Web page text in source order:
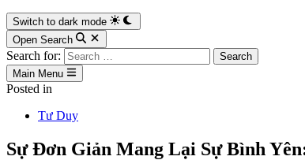
Switch to dark mode
Open Search
Search for:
Main Menu
Posted in
Tư Duy
Sự Đơn Giản Mang Lại Sự Bình